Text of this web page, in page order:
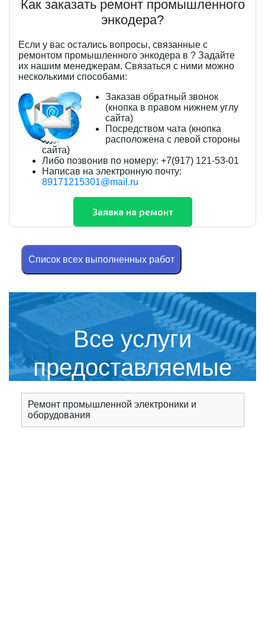
Как заказать ремонт промышленного
энкодера?
Если у вас остались вопросы, связанные с
ремонтом промышленного энкодера в ? Задайте
их нашим менеджерам. Связаться с ними можно
несколькими способами:
Заказав обратный звонок
(кнопка в правом нижнем углу
сайта)
Посредством чата (кнопка
расположена с левой стороны
сайта)
Либо позвонив по номеру: +7(917) 121-53-01
Написав на электронную почту:
89171215301@mail.ru
Cписок всех выполненных работ
Все услуги
предоставляемые
сервисным центром
Ремонт промышленной электроники и
оборудования